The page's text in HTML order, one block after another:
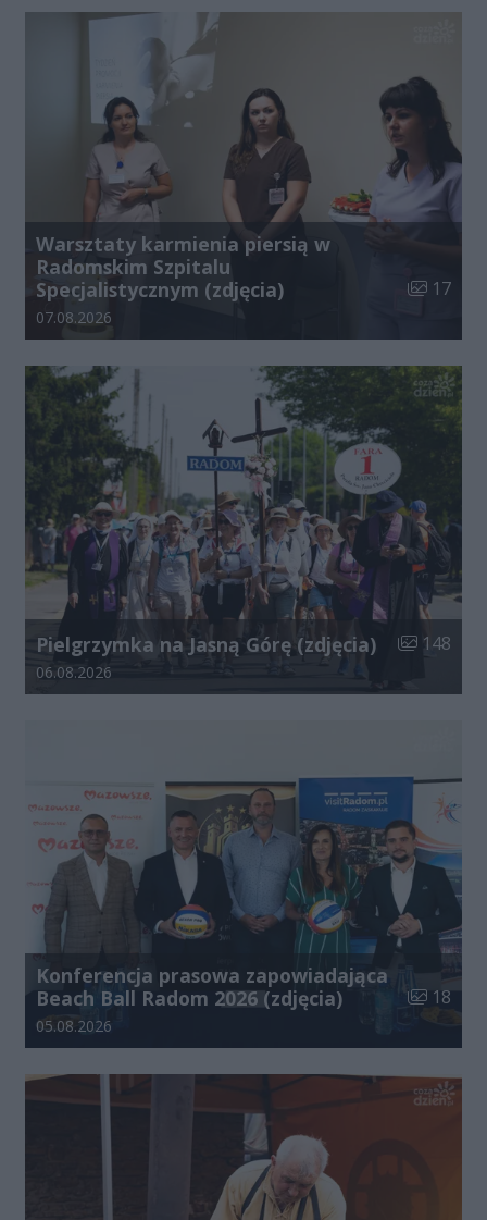
Warsztaty karmienia piersią w
Radomskim Szpitalu
Specjalistycznym (zdjęcia)
Liczba
17
Data dodania galerii:
07.08.2026
Pielgrzymka na Jasną Górę (zdjęcia) Liczba
148
Data dodania galerii:
06.08.2026
Konferencja prasowa zapowiadająca
Beach Ball Radom 2026 (zdjęcia)
Liczba
18
Data dodania galerii:
05.08.2026